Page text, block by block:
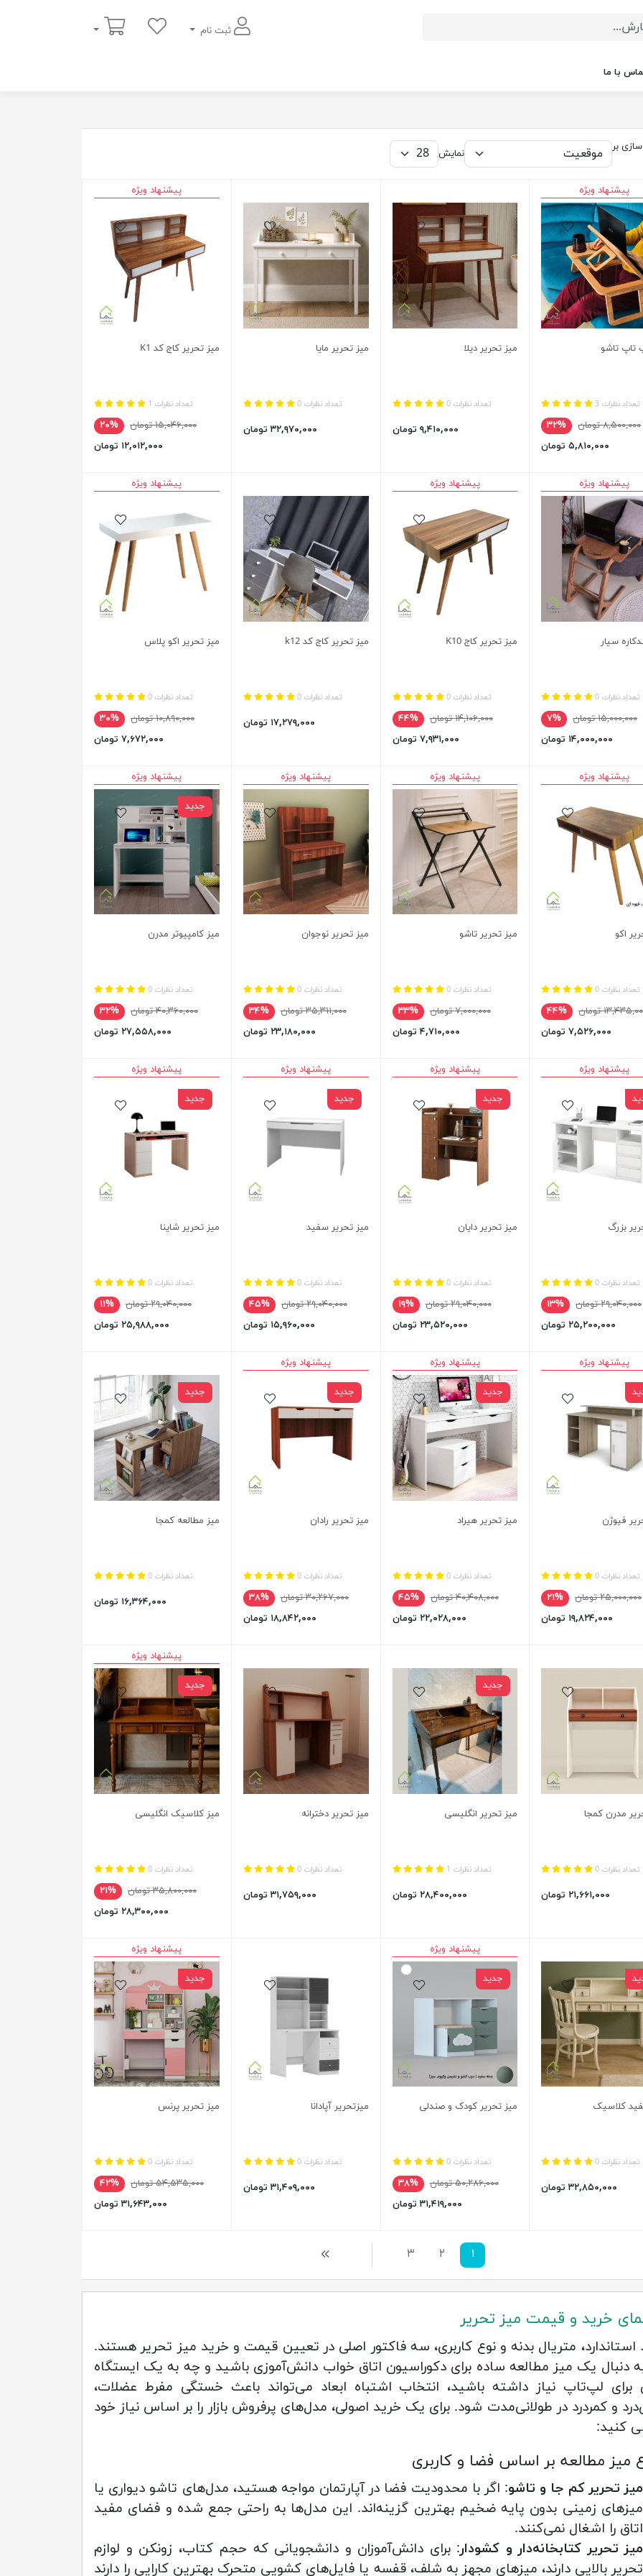
ثبت نام
سبد خرید
با ما
بر
نمایش
پیشنهاد ویژه
تاپ تاشو
تعداد نظرات 3
۸,۵۰۰,۰۰۰ تومان
۳۲%
۵,۸۱۰,۰۰۰ تومان
میز تحریر دیلا
تعداد نظرات 0
۹,۴۱۰,۰۰۰ تومان
میز تحریر مایا
تعداد نظرات 0
۳۲,۹۷۰,۰۰۰ تومان
پیشنهاد ویژه
میز تحریر کاج کد K1
تعداد نظرات 1
۱۵,۰۴۶,۰۰۰ تومان
۲۰%
۱۲,۰۱۲,۰۰۰ تومان
پیشنهاد ویژه
سیار
تعداد نظرات 0
۱۵,۰۰۰,۰۰۰ تومان
۷%
۱۴,۰۰۰,۰۰۰ تومان
پیشنهاد ویژه
میز تحریر کاج K10
تعداد نظرات 0
۱۴,۱۰۶,۰۰۰ تومان
۴۴%
۷,۹۳۱,۰۰۰ تومان
میز تحریر کاج کد k12
تعداد نظرات 0
۱۷,۲۷۹,۰۰۰ تومان
پیشنهاد ویژه
میز تحریر اکو پلاس
تعداد نظرات 0
۱۰,۸۹۰,۰۰۰ تومان
۳۰%
۷,۶۷۲,۰۰۰ تومان
پیشنهاد ویژه
اکو
تعداد نظرات 0
تومان
۴۴%
۷,۵۲۶,۰۰۰ تومان
پیشنهاد ویژه
میز تحریر تاشو
تعداد نظرات 0
۷,۰۰۰,۰۰۰ تومان
۳۳%
۴,۷۱۰,۰۰۰ تومان
پیشنهاد ویژه
میز تحریر نوجوان
تعداد نظرات 0
۳۵,۳۱۱,۰۰۰ تومان
۳۴%
۲۳,۱۸۰,۰۰۰ تومان
جدید
پیشنهاد ویژه
میز کامپیوتر مدرن
تعداد نظرات 0
۴۰,۳۶۰,۰۰۰ تومان
۳۲%
۲۷,۵۵۸,۰۰۰ تومان
پیشنهاد ویژه
بزرگ
تعداد نظرات 0
۲۹,۰۴۰,۰۰۰ تومان
۱۳%
۲۵,۲۰۰,۰۰۰ تومان
جدید
پیشنهاد ویژه
میز تحریر دایان
تعداد نظرات 0
۲۹,۰۴۰,۰۰۰ تومان
۱۹%
۲۳,۵۲۰,۰۰۰ تومان
جدید
پیشنهاد ویژه
میز تحریر سفید
تعداد نظرات 0
۲۹,۰۴۰,۰۰۰ تومان
۴۵%
۱۵,۹۶۰,۰۰۰ تومان
جدید
پیشنهاد ویژه
میز تحریر شاینا
تعداد نظرات 0
۲۹,۰۴۰,۰۰۰ تومان
۱۱%
۲۵,۹۸۸,۰۰۰ تومان
پیشنهاد ویژه
فیوژن
تعداد نظرات 0
۲۵,۰۰۰,۰۰۰ تومان
۲۱%
۱۹,۸۲۴,۰۰۰ تومان
جدید
پیشنهاد ویژه
میز تحریر هیراد
تعداد نظرات 0
۴۰,۴۰۸,۰۰۰ تومان
۴۵%
۲۲,۰۲۸,۰۰۰ تومان
جدید
پیشنهاد ویژه
میز تحریر رادان
تعداد نظرات 0
۳۰,۲۶۷,۰۰۰ تومان
۳۸%
۱۸,۸۴۲,۰۰۰ تومان
جدید
میز مطالعه کمجا
تعداد نظرات 0
۱۶,۳۶۴,۰۰۰ تومان
مدرن کمجا
تعداد نظرات 0
۲۱,۶۶۱,۰۰۰ تومان
جدید
میز تحریر انگلیسی
تعداد نظرات 1
۲۸,۴۰۰,۰۰۰ تومان
میز تحریر دخترانه
تعداد نظرات 0
۳۱,۷۵۹,۰۰۰ تومان
جدید
پیشنهاد ویژه
میز کلاسیک انگلیسی
تعداد نظرات 0
۳۵,۸۰۰,۰۰۰ تومان
۲۱%
۲۸,۳۰۰,۰۰۰ تومان
کلاسیک
تعداد نظرات 0
۳۲,۸۵۰,۰۰۰ تومان
جدید
پیشنهاد ویژه
میز تحریر کودک و صندلی
تعداد نظرات 0
۵۰,۲۸۶,۰۰۰ تومان
۳۸%
۳۱,۴۱۹,۰۰۰ تومان
میزتحریر آپادانا
تعداد نظرات 0
۳۱,۴۰۹,۰۰۰ تومان
جدید
پیشنهاد ویژه
میز تحریر پرنس
تعداد نظرات 0
۵۴,۵۳۵,۰۰۰ تومان
۴۲%
۳۱,۶۴۳,۰۰۰ تومان
۱ ۲ ۳ بعدی
خرید و قیمت میز تحریر
استاندارد، متریال بدنه و نوع کاربری، سه فاکتور اصلی در تعیین قیمت و خرید میز تحریر هستند.
دنبال یک میز مطالعه ساده برای دکوراسیون اتاق خواب دانش‌آموزی باشید و چه به یک ایستگاه
برای لپ‌تاپ نیاز داشته باشید، انتخاب اشتباه ابعاد می‌تواند باعث خستگی مفرط عضلات،
و کمردرد در طولانی‌مدت شود. برای یک خرید اصولی، مدل‌های پرفروش بازار را بر اساس نیاز خود
کنید:
میز مطالعه بر اساس فضا و کاربری
میز تحریر کم جا و تاشو: اگر با محدودیت فضا در آپارتمان مواجه هستید، مدل‌های تاشو دیواری یا
میزهای زمینی بدون پایه ضخیم بهترین گزینه‌اند. این مدل‌ها به راحتی جمع شده و فضای مفید
اتاق را اشغال نمی‌کنند.
میز تحریر کتابخانه‌دار و کشودار: برای دانش‌آموزان و دانشجویانی که حجم کتاب، زونکن و لوازم
تحریر بالایی دارند، میزهای مجهز به شلف، قفسه یا فایل‌های کشویی متحرک بهترین کارایی را دارند